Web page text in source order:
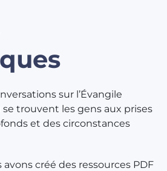
sur l’Évangile
trouvent les gens aux prises
et des circonstances
avons créé des ressources PDF